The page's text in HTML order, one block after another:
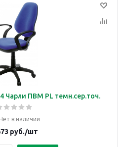
ПВМ PL темн.сер.точ.
Нет в наличии
руб./шт